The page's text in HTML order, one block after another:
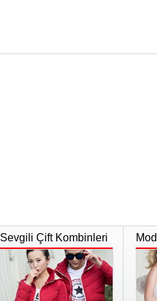
Sevgili Çift Kombinleri